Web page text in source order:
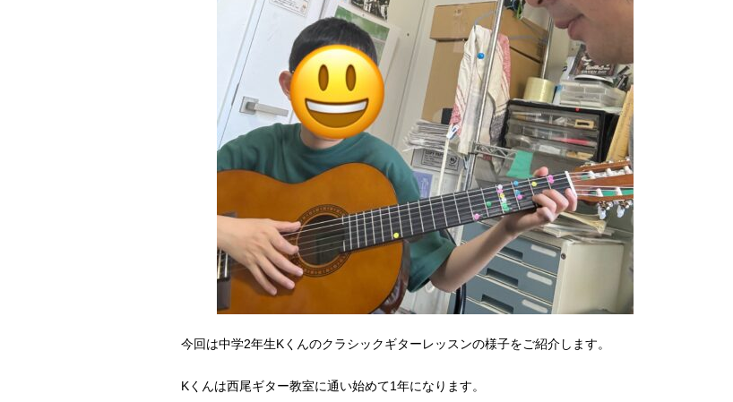
今回は中学2年生Kくんのクラシックギターレッスンの様子をご紹介します。
Kくんは西尾ギター教室に通い始めて1年になります。